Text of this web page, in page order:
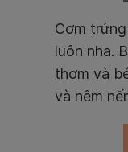
Cơm
luôn nha.
thơm và
và nêm